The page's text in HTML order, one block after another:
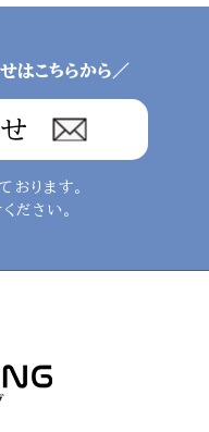
はこちらから／
ります。
ださい。